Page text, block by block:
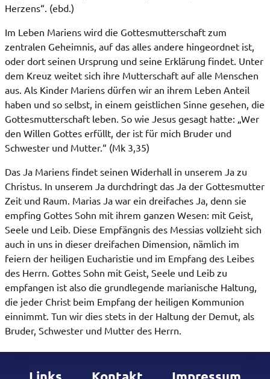
Herzens“. (ebd.)
Im Leben Mariens wird die Gottesmutterschaft zum
zentralen Geheimnis, auf das alles andere hingeordnet ist,
oder dort seinen Ursprung und seine Erklärung findet. Unter
dem Kreuz weitet sich ihre Mutterschaft auf alle Menschen
aus. Als Kinder Mariens dürfen wir an ihrem Leben Anteil
haben und so selbst, in einem geistlichen Sinne gesehen, die
Gottesmutterschaft leben. So wie Jesus gesagt hatte: „Wer
den Willen Gottes erfüllt, der ist für mich Bruder und
Schwester und Mutter.“ (Mk 3,35)
Das Ja Mariens findet seinen Widerhall in unserem Ja zu
Christus. In unserem Ja durchdringt das Ja der Gottesmutter
Zeit und Raum. Marias Ja war ein dreifaches Ja, denn sie
empfing Gottes Sohn mit ihrem ganzen Wesen: mit Geist,
Seele und Leib. Diese Empfängnis des Messias vollzieht sich
auch in uns in dieser dreifachen Dimension, nämlich im
feiern der heiligen Eucharistie und im Empfang des Leibes
des Herrn. Gottes Sohn mit Geist, Seele und Leib zu
empfangen ist also die grundlegende marianische Haltung,
die jeder Christ beim Empfang der heiligen Kommunion
einnimmt. Tun wir dies stets in der Haltung der Demut, als
Bruder, Schwester und Mutter des Herrn.